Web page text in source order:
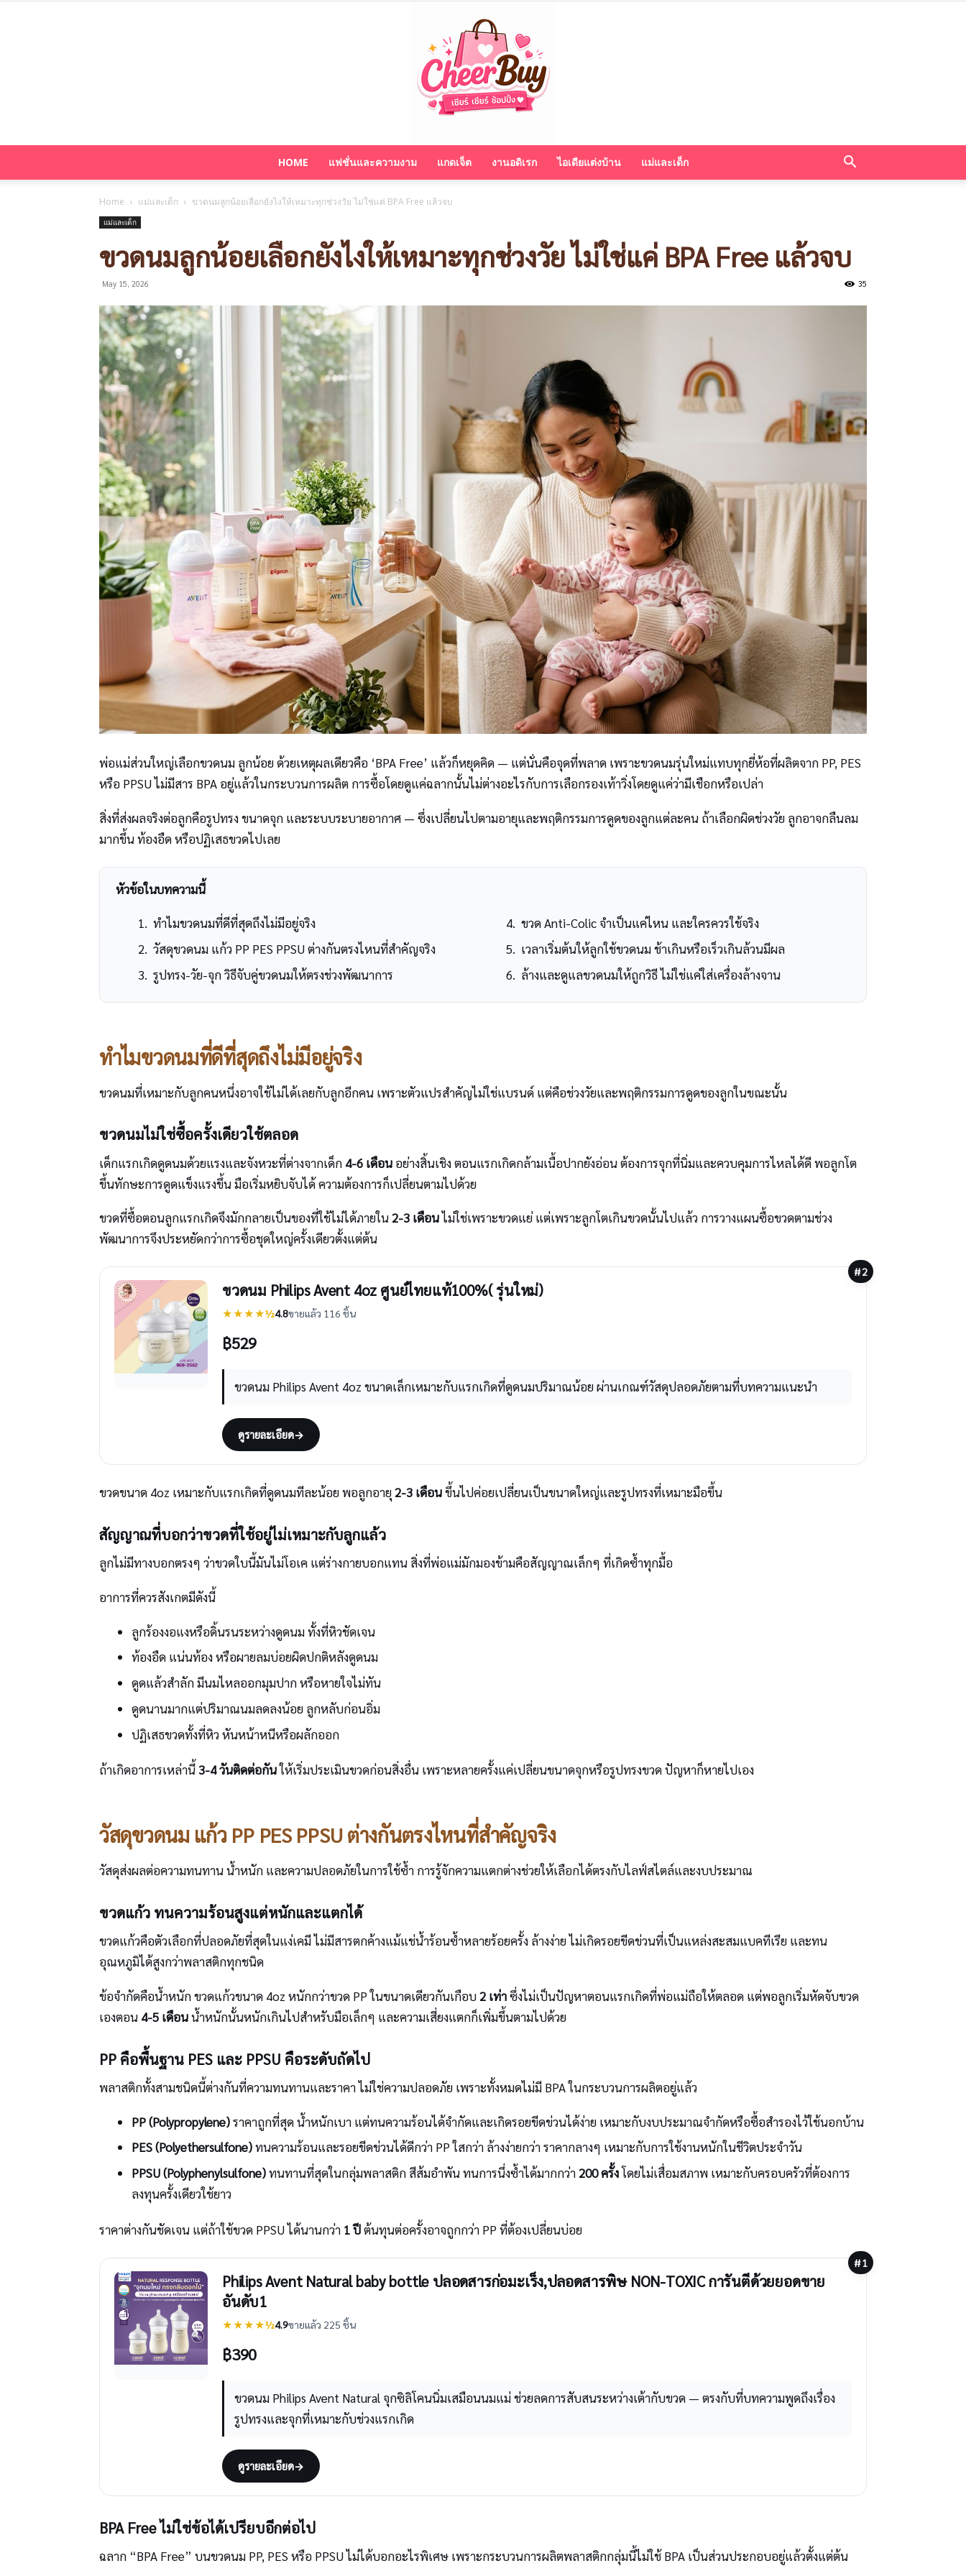
HOME แฟชั่นและความงาม แกดเจ็ต งานอดิเรก ไอเดียแต่งบ้าน แม่และเด็ก
Home แม่และเด็ก ขวดนมลูกน้อยเลือกยังไงให้เหมาะทุกช่วงวัย ไม่ใช่แค่ BPA Free แล้วจบ
แม่และเด็ก
ขวดนมลูกน้อยเลือกยังไงให้เหมาะทุกช่วงวัย ไม่ใช่แค่ BPA Free แล้วจบ
May 15, 2026 35
พ่อแม่ส่วนใหญ่เลือกขวดนม ลูกน้อย ด้วยเหตุผลเดียวคือ ‘BPA Free’ แล้วก็หยุดคิด — แต่นั่นคือจุดที่พลาด เพราะขวดนมรุ่นใหม่แทบทุกยี่ห้อที่ผลิตจาก PP, PES
หรือ PPSU ไม่มีสาร BPA อยู่แล้วในกระบวนการผลิต การซื้อโดยดูแค่ฉลากนั้นไม่ต่างอะไรกับการเลือกรองเท้าวิ่งโดยดูแค่ว่ามีเชือกหรือเปล่า
สิ่งที่ส่งผลจริงต่อลูกคือรูปทรง ขนาดจุก และระบบระบายอากาศ — ซึ่งเปลี่ยนไปตามอายุและพฤติกรรมการดูดของลูกแต่ละคน ถ้าเลือกผิดช่วงวัย ลูกอาจกลืนลม
มากขึ้น ท้องอืด หรือปฏิเสธขวดไปเลย
หัวข้อในบทความนี้
ทำไมขวดนมที่ดีที่สุดถึงไม่มีอยู่จริง
วัสดุขวดนม แก้ว PP PES PPSU ต่างกันตรงไหนที่สำคัญจริง
รูปทรง-วัย-จุก วิธีจับคู่ขวดนมให้ตรงช่วงพัฒนาการ
ขวด Anti-Colic จำเป็นแค่ไหน และใครควรใช้จริง
เวลาเริ่มต้นให้ลูกใช้ขวดนม ช้าเกินหรือเร็วเกินล้วนมีผล
ล้างและดูแลขวดนมให้ถูกวิธี ไม่ใช่แค่ใส่เครื่องล้างจาน
ทำไมขวดนมที่ดีที่สุดถึงไม่มีอยู่จริง
ขวดนมที่เหมาะกับลูกคนหนึ่งอาจใช้ไม่ได้เลยกับลูกอีกคน เพราะตัวแปรสำคัญไม่ใช่แบรนด์ แต่คือช่วงวัยและพฤติกรรมการดูดของลูกในขณะนั้น
ขวดนมไม่ใช่ซื้อครั้งเดียวใช้ตลอด
เด็กแรกเกิดดูดนมด้วยแรงและจังหวะที่ต่างจากเด็ก 4-6 เดือน อย่างสิ้นเชิง ตอนแรกเกิดกล้ามเนื้อปากยังอ่อน ต้องการจุกที่นิ่มและควบคุมการไหลได้ดี พอลูกโต
ขึ้นทักษะการดูดแข็งแรงขึ้น มือเริ่มหยิบจับได้ ความต้องการก็เปลี่ยนตามไปด้วย
ขวดที่ซื้อตอนลูกแรกเกิดจึงมักกลายเป็นของที่ใช้ไม่ได้ภายใน2-3 เดือนไม่ใช่เพราะขวดแย่ แต่เพราะลูกโตเกินขวดนั้นไปแล้ว การวางแผนซื้อขวดตามช่วง
พัฒนาการจึงประหยัดกว่าการซื้อชุดใหญ่ครั้งเดียวตั้งแต่ต้น
#2
ขวดนม Philips Avent 4oz ศูนย์ไทยแท้100%( รุ่นใหม่)
★★★★½4.8ขายแล้ว 116 ชิ้น
฿529
ขวดนม Philips Avent 4oz ขนาดเล็กเหมาะกับแรกเกิดที่ดูดนมปริมาณน้อย ผ่านเกณฑ์วัสดุปลอดภัยตามที่บทความแนะนำ
ดูรายละเอียด→
ขวดขนาด 4oz เหมาะกับแรกเกิดที่ดูดนมทีละน้อย พอลูกอายุ2-3 เดือนขึ้นไปค่อยเปลี่ยนเป็นขนาดใหญ่และรูปทรงที่เหมาะมือขึ้น
สัญญาณที่บอกว่าขวดที่ใช้อยู่ไม่เหมาะกับลูกแล้ว
ลูกไม่มีทางบอกตรงๆ ว่าขวดใบนี้มันไม่โอเค แต่ร่างกายบอกแทน สิ่งที่พ่อแม่มักมองข้ามคือสัญญาณเล็กๆ ที่เกิดซ้ำทุกมื้อ
อาการที่ควรสังเกตมีดังนี้
ลูกร้องงอแงหรือดิ้นรนระหว่างดูดนม ทั้งที่หิวชัดเจน
ท้องอืด แน่นท้อง หรือผายลมบ่อยผิดปกติหลังดูดนม
ดูดแล้วสำลัก มีนมไหลออกมุมปาก หรือหายใจไม่ทัน
ดูดนานมากแต่ปริมาณนมลดลงน้อย ลูกหลับก่อนอิ่ม
ปฏิเสธขวดทั้งที่หิว หันหน้าหนีหรือผลักออก
ถ้าเกิดอาการเหล่านี้ 3-4 วันติดต่อกันให้เริ่มประเมินขวดก่อนสิ่งอื่น เพราะหลายครั้งแค่เปลี่ยนขนาดจุกหรือรูปทรงขวด ปัญหาก็หายไปเอง
วัสดุขวดนม แก้ว PP PES PPSU ต่างกันตรงไหนที่สำคัญจริง
วัสดุส่งผลต่อความทนทาน น้ำหนัก และความปลอดภัยในการใช้ซ้ำ การรู้จักความแตกต่างช่วยให้เลือกได้ตรงกับไลฟ์สไตล์และงบประมาณ
ขวดแก้ว ทนความร้อนสูงแต่หนักและแตกได้
ขวดแก้วคือตัวเลือกที่ปลอดภัยที่สุดในแง่เคมี ไม่มีสารตกค้างแม้แช่น้ำร้อนซ้ำหลายร้อยครั้ง ล้างง่าย ไม่เกิดรอยขีดข่วนที่เป็นแหล่งสะสมแบคทีเรีย และทน
อุณหภูมิได้สูงกว่าพลาสติกทุกชนิด
ข้อจำกัดคือน้ำหนัก ขวดแก้วขนาด 4oz หนักกว่าขวด PP ในขนาดเดียวกันเกือบ2 เท่าซึ่งไม่เป็นปัญหาตอนแรกเกิดที่พ่อแม่ถือให้ตลอด แต่พอลูกเริ่มหัดจับขวด
เองตอน 4-5 เดือนน้ำหนักนั้นหนักเกินไปสำหรับมือเล็กๆ และความเสี่ยงแตกก็เพิ่มขึ้นตามไปด้วย
PP คือพื้นฐาน PES และ PPSU คือระดับถัดไป
พลาสติกทั้งสามชนิดนี้ต่างกันที่ความทนทานและราคา ไม่ใช่ความปลอดภัย เพราะทั้งหมดไม่มี BPA ในกระบวนการผลิตอยู่แล้ว
PP (Polypropylene)ราคาถูกที่สุด น้ำหนักเบา แต่ทนความร้อนได้จำกัดและเกิดรอยขีดข่วนได้ง่าย เหมาะกับงบประมาณจำกัดหรือซื้อสำรองไว้ใช้นอกบ้าน
PES (Polyethersulfone)ทนความร้อนและรอยขีดข่วนได้ดีกว่า PP ใสกว่า ล้างง่ายกว่า ราคากลางๆ เหมาะกับการใช้งานหนักในชีวิตประจำวัน
PPSU (Polyphenylsulfone)ทนทานที่สุดในกลุ่มพลาสติก สีส้มอำพัน ทนการนึ่งซ้ำได้มากกว่า200 ครั้งโดยไม่เสื่อมสภาพ เหมาะกับครอบครัวที่ต้องการ
ลงทุนครั้งเดียวใช้ยาว
ราคาต่างกันชัดเจน แต่ถ้าใช้ขวด PPSU ได้นานกว่า 1 ปีต้นทุนต่อครั้งอาจถูกกว่า PP ที่ต้องเปลี่ยนบ่อย
#1
Philips Avent Natural baby bottle ปลอดสารก่อมะเร็ง,ปลอดสารพิษ NON-TOXIC การันตีด้วยยอดขาย
อันดับ1
★★★★½4.9ขายแล้ว 225 ชิ้น
฿390
ขวดนม Philips Avent Natural จุกซิลิโคนนิ่มเสมือนนมแม่ ช่วยลดการสับสนระหว่างเต้ากับขวด — ตรงกับที่บทความพูดถึงเรื่อง
รูปทรงและจุกที่เหมาะกับช่วงแรกเกิด
ดูรายละเอียด→
BPA Free ไม่ใช่ข้อได้เปรียบอีกต่อไป
ฉลาก “BPA Free” บนขวดนม PP, PES หรือ PPSU ไม่ได้บอกอะไรพิเศษ เพราะกระบวนการผลิตพลาสติกกลุ่มนี้ไม่ใช้ BPA เป็นส่วนประกอบอยู่แล้วตั้งแต่ต้น